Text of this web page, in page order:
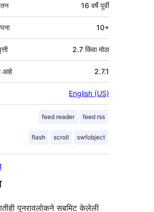
16 वर्षेपूर्वी
10+
2.7 किंवा मोठा
आहे 2.7.1
English (US)
feed reader feed rss
flash scroll swfobject
पुनरावलोकने सबमिट केलेली